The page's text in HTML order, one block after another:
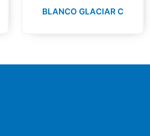
BLANCO GLACIAR C